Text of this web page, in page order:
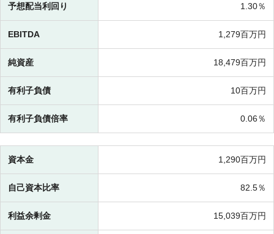
予想配当利回り 1.30％
EBITDA 1,279百万円
純資産 18,479百万円
有利子負債 10百万円
有利子負債倍率 0.06％
資本金 1,290百万円
自己資本比率 82.5％
利益余剰金 15,039百万円